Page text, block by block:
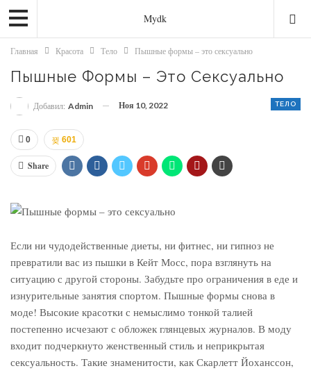
Mydk
Главная Красота Тело Пышные формы – это сексуально
Пышные Формы – Это Сексуально
ТЕЛО
Добавил: Admin Ноя 10, 2022
0 601
Share
Если ни чудодейственные диеты, ни фитнес, ни гипноз не
превратили вас из пышки в Кейт Мосс, пора взглянуть на
ситуацию с другой стороны. Забудьте про ограничения в еде и
изнурительные занятия спортом. Пышные формы снова в
моде! Высокие красотки с немыслимо тонкой талией
постепенно исчезают с обложек глянцевых журналов. В моду
входит подчеркнуто женственный стиль и неприкрытая
сексуальность. Такие знаменитости, как Скарлетт Йоханссон,